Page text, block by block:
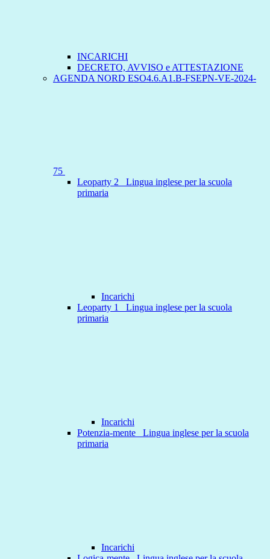
INCARICHI
DECRETO, AVVISO e ATTESTAZIONE
AGENDA NORD ESO4.6.A1.B-FSEPN-VE-2024-
75
Leoparty 2 _Lingua inglese per la scuola
primaria
Incarichi
Leoparty 1 _Lingua inglese per la scuola
primaria
Incarichi
Potenzia-mente _Lingua inglese per la scuola
primaria
Incarichi